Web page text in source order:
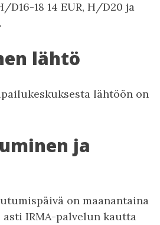
D16-18 14 EUR, H/D20 ja
lähtö
lähtöön on
ja
on maanantaina
asti IRMA-palvelun kautta